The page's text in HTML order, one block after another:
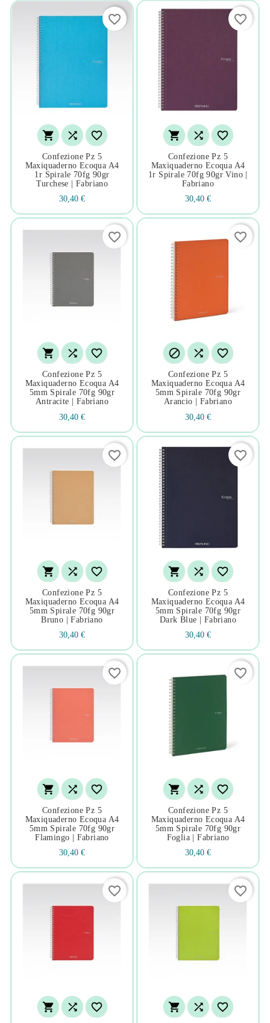
  
Confezione Pz 5
Maxiquaderno Ecoqua A4
1r Spirale 70fg 90gr
Turchese | Fabriano
30,40 €
favorite_border
  
Confezione Pz 5
Maxiquaderno Ecoqua A4
1r Spirale 70fg 90gr Vino |
Fabriano
30,40 €
favorite_border
  
Confezione Pz 5
Maxiquaderno Ecoqua A4
5mm Spirale 70fg 90gr
Antracite | Fabriano
30,40 €
favorite_border
  
Confezione Pz 5
Maxiquaderno Ecoqua A4
5mm Spirale 70fg 90gr
Arancio | Fabriano
30,40 €
favorite_border
  
Confezione Pz 5
Maxiquaderno Ecoqua A4
5mm Spirale 70fg 90gr
Bruno | Fabriano
30,40 €
favorite_border
  
Confezione Pz 5
Maxiquaderno Ecoqua A4
5mm Spirale 70fg 90gr
Dark Blue | Fabriano
30,40 €
favorite_border
  
Confezione Pz 5
Maxiquaderno Ecoqua A4
5mm Spirale 70fg 90gr
Flamingo | Fabriano
30,40 €
favorite_border
  
Confezione Pz 5
Maxiquaderno Ecoqua A4
5mm Spirale 70fg 90gr
Foglia | Fabriano
30,40 €
favorite_border
  
favorite_border
  
favorite_border